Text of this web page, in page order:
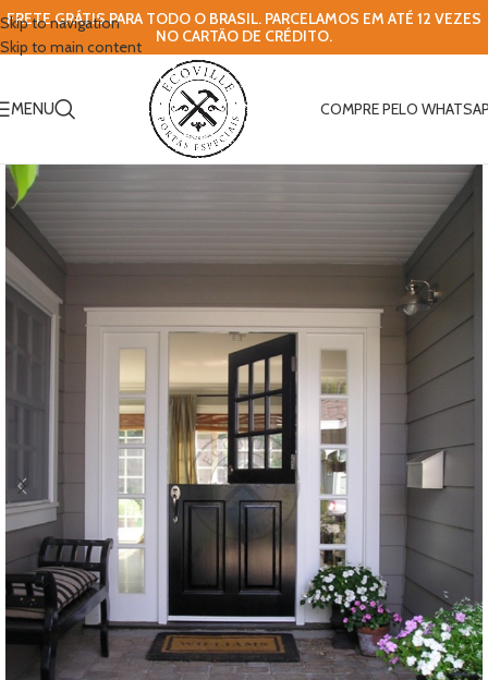
Skip to navigation
Skip to main content
FRETE GRÁTIS PARA TODO O BRASIL. PARCELAMOS EM ATÉ 12 VEZES
NO CARTÃO DE CRÉDITO.
MENU COMPRE PELO